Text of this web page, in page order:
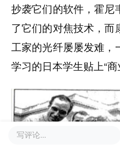
抄袭它们的软件，霍尼
了它们的对焦技术，而
工家的光纤屡屡发难，
学习的日本学生贴上“
写评论...